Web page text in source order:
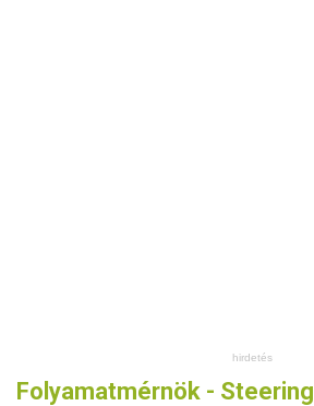
Folyamatmérnök - Steering